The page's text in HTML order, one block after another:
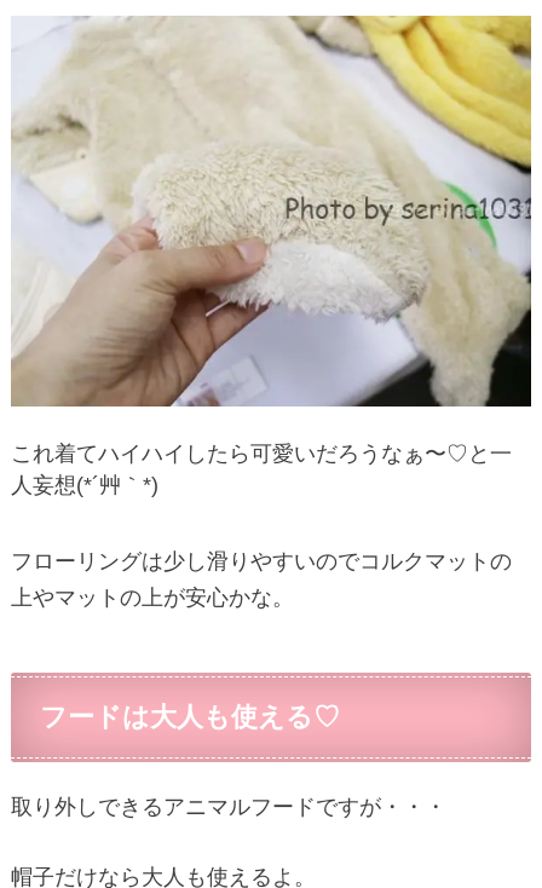
これ着てハイハイしたら可愛いだろうなぁ〜♡と一
人妄想(*´艸｀*)
フローリングは少し滑りやすいのでコルクマットの
上やマットの上が安心かな。
フードは大人も使える♡
取り外しできるアニマルフードですが・・・
帽子だけなら大人も使えるよ。